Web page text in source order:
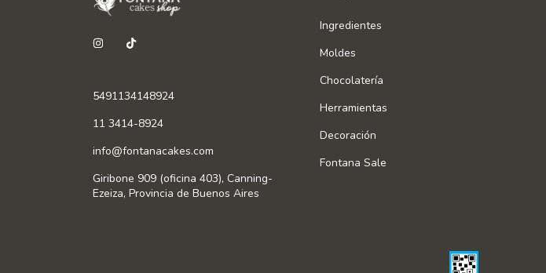
5491134148924
11 3414-8924
info@fontanacakes.com
Giribone 909 (oficina 403), Canning-
Ezeiza, Provincia de Buenos Aires
Ingredientes
Moldes
Chocolatería
Herramientas
Decoración
Fontana Sale